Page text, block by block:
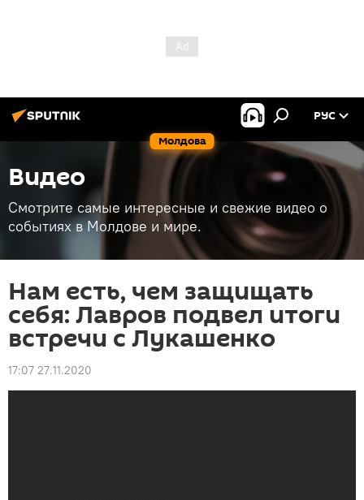
Молдова
РУС
Видео
Смотрите самые интересные и свежие видео о
событиях в Молдове и мире.
Нам есть, чем защищать
себя: Лавров подвел итоги
встречи с Лукашенко
17:07 27.11.2020